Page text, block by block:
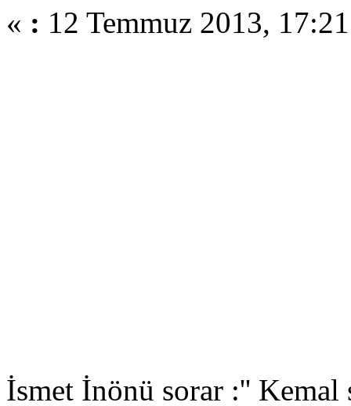
« : 12 Temmuz 2013,
İsmet İnönü sorar :'' Kemal